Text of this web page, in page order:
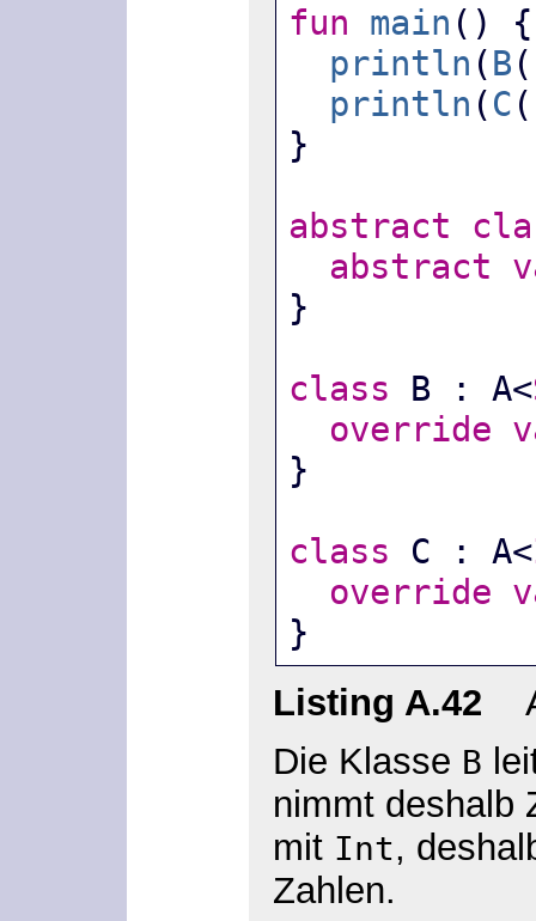
fun main () {
println (B
println (C
}
abstract
abstract
}
class B : A<
override
}
class C : A<
override
}
Listing A.42
Die Klasse B
nimmt deshalb
mit Int,
Zahlen.